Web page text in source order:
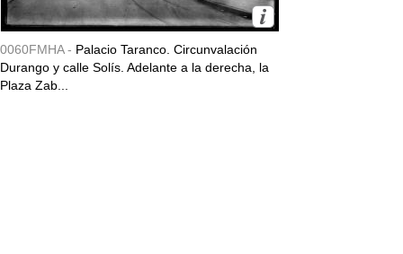
0060FMHA - Palacio Taranco. Circunvalación
Durango y calle Solís. Adelante a la derecha, la
Plaza Zab...